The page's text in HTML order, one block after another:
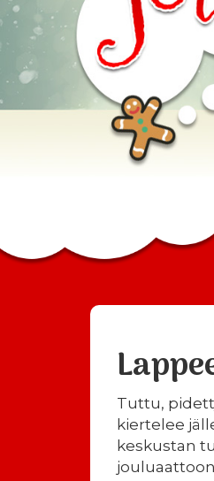
Tuttu,
kiertelee
keskustan